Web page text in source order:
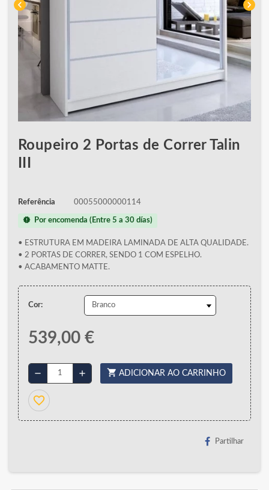
chevron_left chevron_right
Roupeiro 2 Portas de Correr Talin
Referência 00055000000114
new_releases Por encomenda (Entre 5 a 30 días)
• ESTRUTURA EM MADEIRA LAMINADA DE ALTA QUALIDADE.
• 2 PORTAS DE CORRER, SENDO 1 COM ESPELHO.
• ACABAMENTO MATTE.
Cor:
539,00 €
remove add shopping_cart ADICIONAR AO CARRINHO
favorite_border
Partilhar